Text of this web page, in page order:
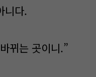
니다.
뀌는 곳이니.”